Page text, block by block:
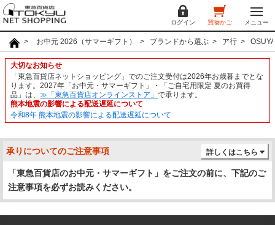
ログイン 買物かご メニュー
お中元 2026（サマーギフト） ブランドから選ぶ ア行
大切なお知らせ
「東急百貨店ネットショッピング」でのご注文受付は2026年お歳暮までとな
ります。2027年「お中元・サマーギフト」・「ご自宅用限定 夏のお買得
品」は、 ≫「東急百貨店オンラインストア」 で承ります。
熊本地震の影響による配送遅延について
令和8年 熊本地震の影響による配送遅延について
承りについてのご注意事項
「東急百貨店のお中元・サマーギフト」をご注文の前に、下記のご
注意事項を必ずお読みください。
詳しくはこちら